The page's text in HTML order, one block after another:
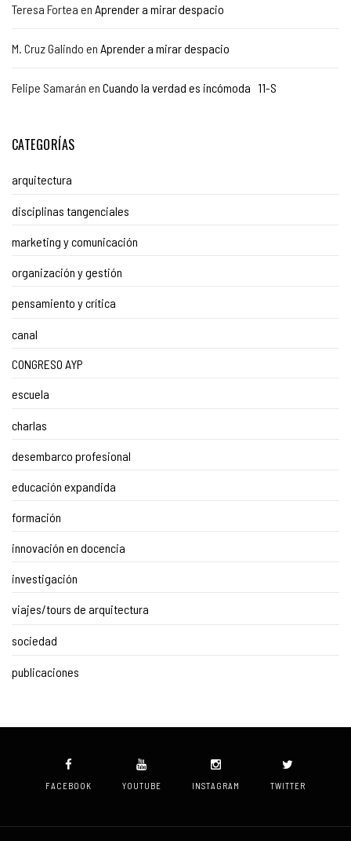
Teresa Fortea en Aprender a mirar despacio
M. Cruz Galindo en Aprender a mirar despacio
Felipe Samarán en Cuando la verdad es incómoda 11-S
CATEGORÍAS
arquitectura
disciplinas tangenciales
marketing y comunicación
organización y gestión
pensamiento y crítica
canal
CONGRESO AYP
escuela
charlas
desembarco profesional
educación expandida
formación
innovación en docencia
investigación
viajes/tours de arquitectura
sociedad
publicaciones
FACEBOOK YOUTUBE INSTAGRAM TWITTER